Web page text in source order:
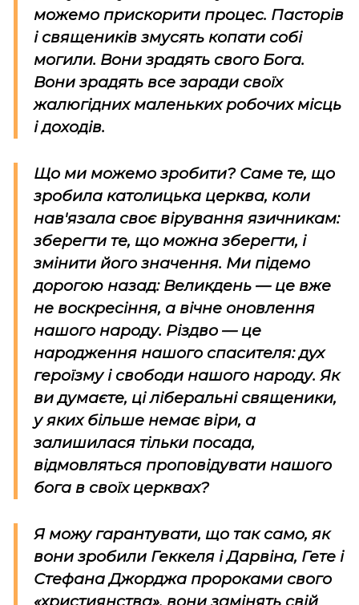
можемо прискорити процес. Пасторів
і священиків змусять копати собі
могили. Вони зрадять свого Бога.
Вони зрадять все заради своїх
жалюгідних маленьких робочих місць
і доходів.
Що ми можемо зробити? Саме те, що
зробила католицька церква, коли
нав'язала своє вірування язичникам:
зберегти те, що можна зберегти, і
змінити його значення. Ми підемо
дорогою назад: Великдень — це вже
не воскресіння, а вічне оновлення
нашого народу. Різдво — це
народження нашого спасителя: дух
героїзму і свободи нашого народу. Як
ви думаєте, ці ліберальні священики,
у яких більше немає віри, а
залишилася тільки посада,
відмовляться проповідувати нашого
бога в своїх церквах?
Я можу гарантувати, що так само, як
вони зробили Геккеля і Дарвіна, Гете і
Стефана Джорджа пророками свого